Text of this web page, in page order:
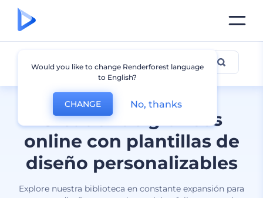
Creador de gráficos
online con plantillas de
diseño personalizables
Explore nuestra biblioteca en constante expansión para
Todos los diseños
Would you like to change Renderforest language
to English?
CHANGE No, thanks